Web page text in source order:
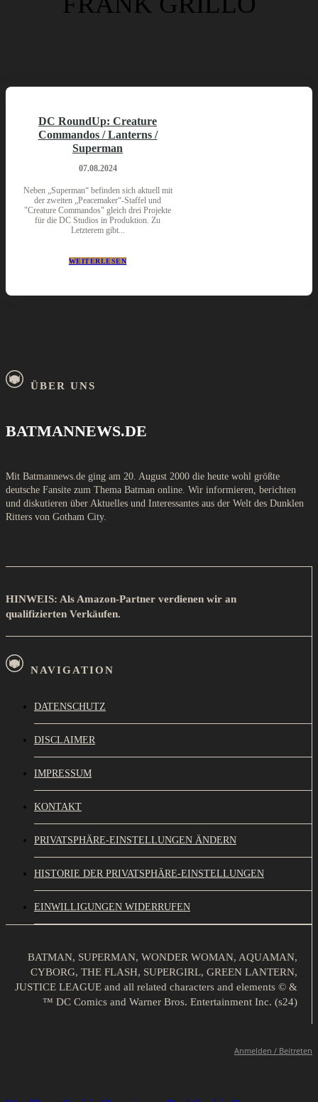
DC RoundUp: Creature
Commandos / Lanterns /
Superman
07.08.2024
Neben „Superman“ befinden sich aktuell mit
der zweiten „Peacemaker“-Staffel und
"Creature Commandos" gleich drei Projekte
für die DC Studios in Produktion. Zu
Letzterem gibt...
WEITERLESEN
ÜBER UNS
BATMANNEWS.DE
Mit Batmannews.de ging am 20. August 2000 die heute wohl größte
deutsche Fansite zum Thema Batman online. Wir informieren, berichten
und diskutieren über Aktuelles und Interessantes aus der Welt des Dunklen
Ritters von Gotham City.
HINWEIS: Als Amazon-Partner verdienen wir an
qualifizierten Verkäufen.
NAVIGATION
DATENSCHUTZ
DISCLAIMER
IMPRESSUM
KONTAKT
PRIVATSPHÄRE-EINSTELLUNGEN ÄNDERN
HISTORIE DER PRIVATSPHÄRE-EINSTELLUNGEN
EINWILLIGUNGEN WIDERRUFEN
BATMAN, SUPERMAN, WONDER WOMAN, AQUAMAN,
CYBORG, THE FLASH, SUPERGIRL, GREEN LANTERN,
JUSTICE LEAGUE and all related characters and elements © &
™ DC Comics and Warner Bros. Entertainment Inc. (s24)
Anmelden / Beitreten